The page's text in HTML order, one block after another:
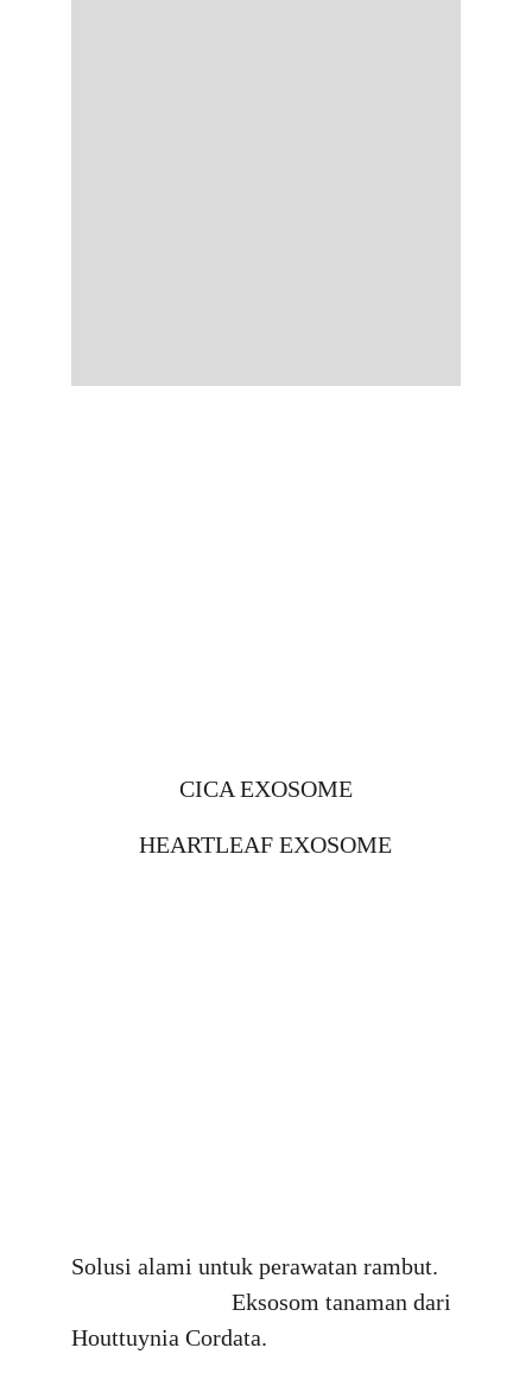
CICA EXOSOME
HEARTLEAF EXOSOME
Solusi alami untuk perawatan rambut.
                           Eksosom tanaman dari
Houttuynia Cordata.